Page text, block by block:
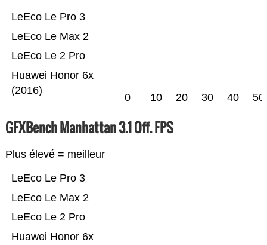
Huawei Honor 6x
(2016)
LeEco Le 2 Pro
LeEco Le Max 2
LeEco Le Pro 3
0 10 20 30 40 50
GFXBench Manhattan 3.1 Off. FPS
Plus élevé = meilleur
Huawei Honor 6x
LeEco Le 2 Pro
LeEco Le Max 2
LeEco Le Pro 3